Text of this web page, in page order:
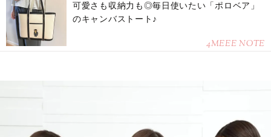
可愛さも収納力も◎毎日使いたい「ポロベア」
のキャンバストート♪
4MEEE NOTE